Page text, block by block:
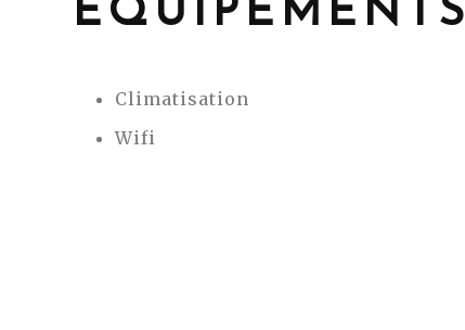
ÉQUIPEMENTS
Climatisation
Wifi